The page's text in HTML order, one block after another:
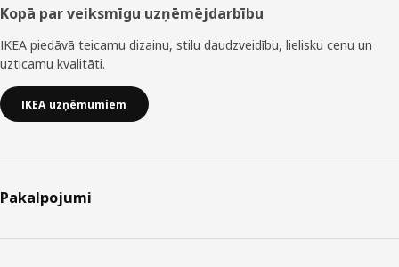
Kopā par veiksmīgu uzņēmējdarbību
IKEA piedāvā teicamu dizainu, stilu daudzveidību, lielisku cenu un
uzticamu kvalitāti.
IKEA uzņēmumiem
Pakalpojumi